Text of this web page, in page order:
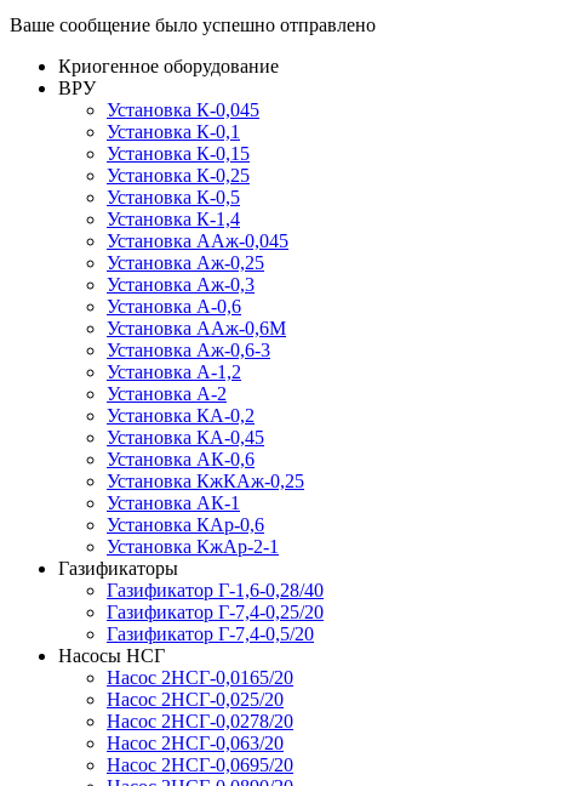
Ваше сообщение было успешно отправлено
Криогенное оборудование
ВРУ
Установка К-0,045
Установка К-0,1
Установка К-0,15
Установка К-0,25
Установка К-0,5
Установка К-1,4
Установка ААж-0,045
Установка Аж-0,25
Установка Аж-0,3
Установка А-0,6
Установка ААж-0,6М
Установка Аж-0,6-3
Установка А-1,2
Установка А-2
Установка КА-0,2
Установка КА-0,45
Установка АК-0,6
Установка КжКАж-0,25
Установка АК-1
Установка КАр-0,6
Установка КжАр-2-1
Газификаторы
Газификатор Г-1,6-0,28/40
Газификатор Г-7,4-0,25/20
Газификатор Г-7,4-0,5/20
Насосы НСГ
Насос 2НСГ-0,0165/20
Насос 2НСГ-0,025/20
Насос 2НСГ-0,0278/20
Насос 2НСГ-0,063/20
Насос 2НСГ-0,0695/20